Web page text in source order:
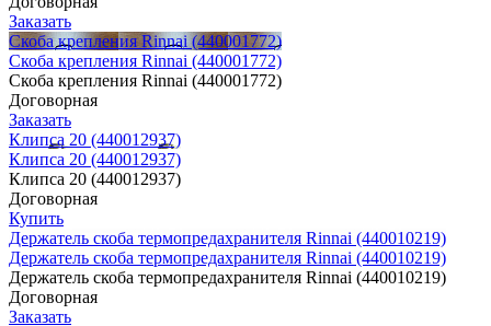
Заказать
Скоба крепления Rinnai (440001772)
Скоба крепления Rinnai (440001772)
Скоба крепления Rinnai (440001772)
Договорная
Заказать
Клипса 20 (440012937)
Клипса 20 (440012937)
Клипса 20 (440012937)
Договорная
Купить
Держатель скоба термопредахранителя Rinnai (440010219)
Держатель скоба термопредахранителя Rinnai (440010219)
Держатель скоба термопредахранителя Rinnai (440010219)
Договорная
Заказать